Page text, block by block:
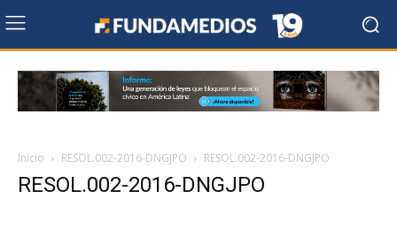
Inicio RESOL.002-2016-DNGJPO RESOL.002-2016-DNGJPO
RESOL.002-2016-DNGJPO